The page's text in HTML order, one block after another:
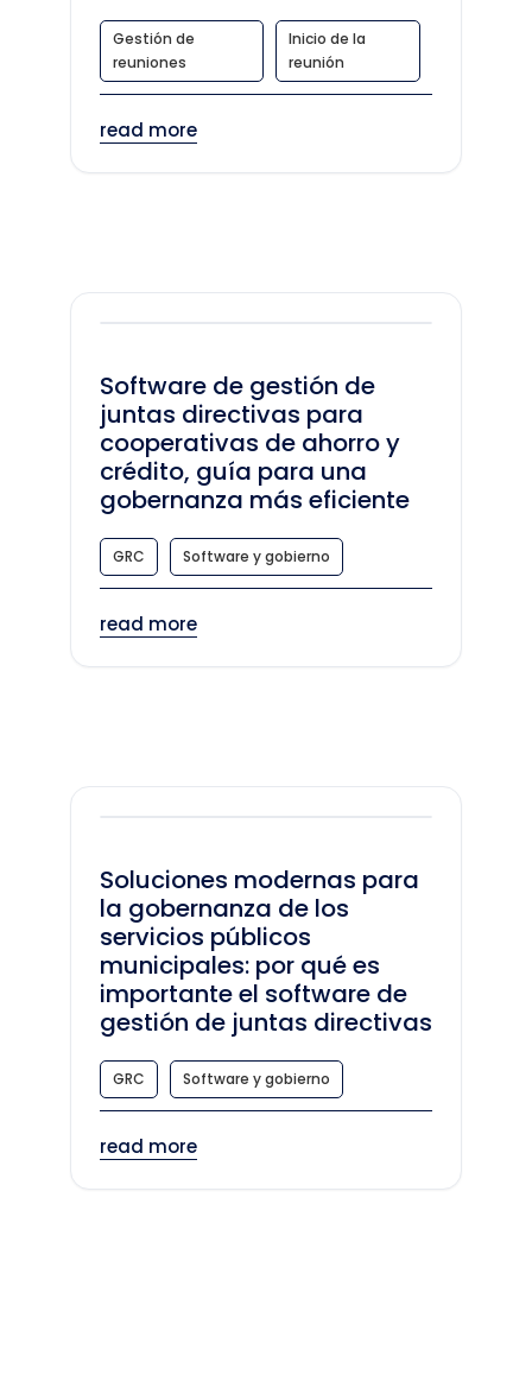
Gestión de
reuniones
Inicio de la
reunión
read more
Software de gestión de
juntas directivas para
cooperativas de ahorro y
crédito, guía para una
gobernanza más eficiente
GRC Software y gobierno
read more
Soluciones modernas para
la gobernanza de los
servicios públicos
municipales: por qué es
importante el software de
gestión de juntas directivas
GRC Software y gobierno
read more